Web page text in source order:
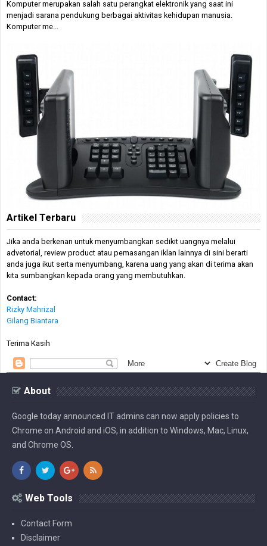
Komputer merupakan salah satu perangkat elektronik yang saat ini
menjadi sarana pendukung berbagai aktivitas kehidupan manusia.
Komputer me...
Artikel Terbaru
Jika anda berkenan untuk menyumbangkan sedikit uangnya melalui
advetorial, review product atau pemasangan iklan lainnya di sini berarti
anda juga ikut serta menyumbang, karena uang yang akan di terima akan
kita sumbangkan kepada orang yang membutuhkan.
Contact:
Rizky Mahrizal
Gilang Biantara
Terima Kasih
About
Google today announced IT admins can now apply policies to
Chrome on Android and iOS, in addition to Windows, Mac, Linux,
and Chrome OS.
Web Tools
Contact Form
Disclaimer